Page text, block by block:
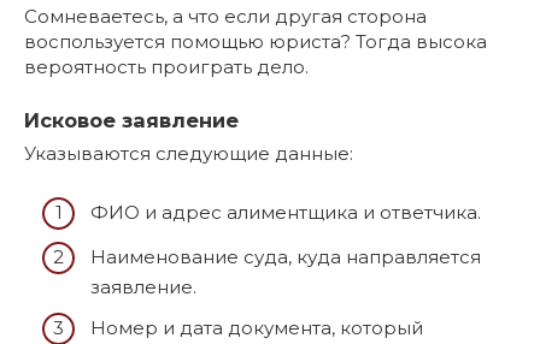
Сомневаетесь, а что если другая сторона
воспользуется помощью юриста? Тогда высока
вероятность проиграть дело.
Исковое заявление
Указываются следующие данные:
ФИО и адрес алиментщика и ответчика.
Наименование суда, куда направляется
заявление.
Номер и дата документа, который